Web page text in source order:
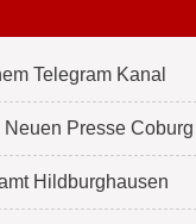
Telegram Kanal
Presse
Hildburghausen